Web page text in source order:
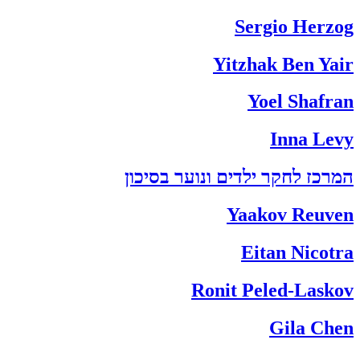
Sergio Herzog
Yitzhak Ben Yair
Yoel Shafran
Inna Levy
המרכז לחקר ילדים ונוער בסיכון
Yaakov Reuven
Eitan Nicotra
Ronit Peled-Laskov
Gila Chen